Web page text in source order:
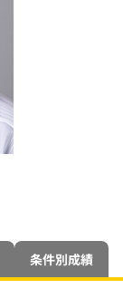
条件別成績